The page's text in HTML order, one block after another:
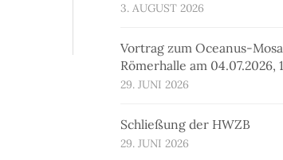
3. AUGUST 2026
Vortrag zum Oceanus-
Römerhalle am 04.07.2026,
29. JUNI 2026
Schließung der HWZB
29. JUNI 2026